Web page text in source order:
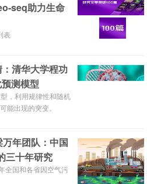
seq助力生命
表
清华大学程功
测模型
，利用规律性和随机
能出现的突变。
万年团队：中国
三十年研究
全国和各省因空气污